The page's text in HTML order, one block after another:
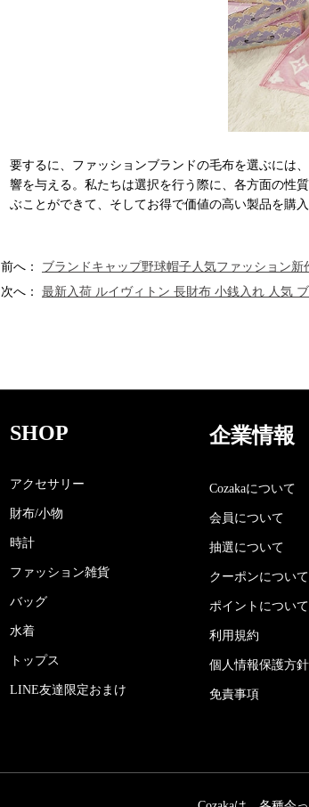
要するに、ファッションブランドの毛布を選ぶには
響を与える。私たちは選択を行う際に、各方面の性
ぶことができて、そしてお得で価値の高い製品を購
前へ： ブランドキャップ野球帽子人気ファッション新
次へ： 最新入荷 ルイヴィトン 長財布 小銭入れ 人気
SHOP
アクセサリー
財布/小物
時計
ファッション雑貨
バッグ
水着
トップス
LINE友達限定おまけ
企業情報
Cozakaについて
会員について
抽選について
クーポンについて
ポイントについて
利用規約
個人情報保護方針
免責事項